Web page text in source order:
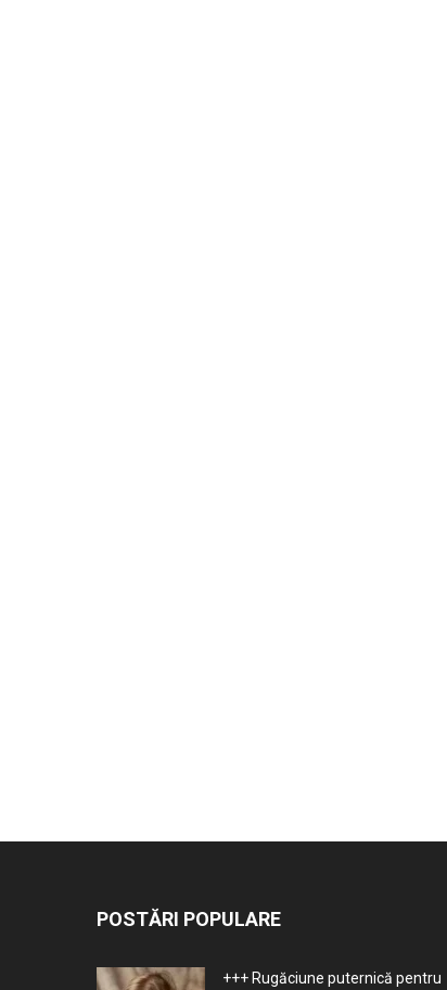
POSTĂRI POPULARE
+++ Rugăciune puternică pentru